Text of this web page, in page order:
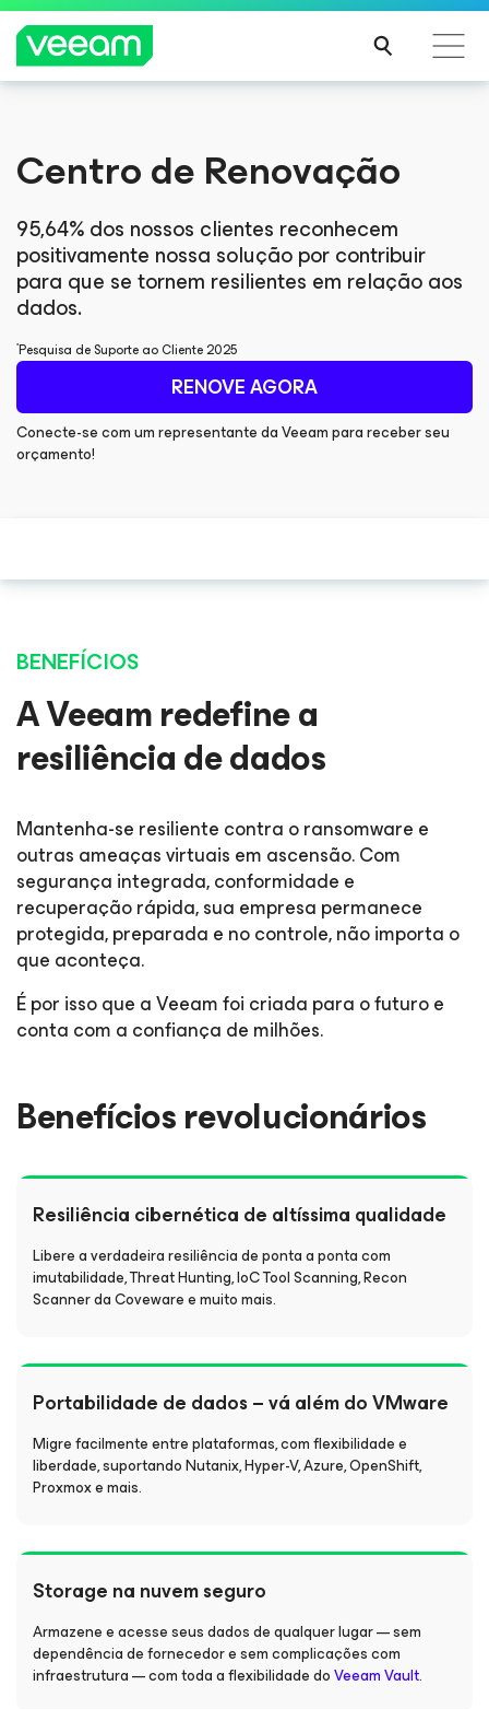
pela atualização de conteúdo da CrowdStrike
LEIA
MAIS
pela atualização de conteúdo da CrowdStrike
LEIA
MAIS
Centro de Renovação
95,64% dos nossos clientes reconhecem
positivamente nossa solução por contribuir
para que se tornem resilientes em relação aos
dados.
*Pesquisa de Suporte ao Cliente 2025
RENOVE AGORA
Conecte-se com um representante da Veeam para receber seu
orçamento!
BENEFÍCIOS
A Veeam redefine a
resiliência de dados
Mantenha-se resiliente contra o ransomware e
outras ameaças virtuais em ascensão. Com
segurança integrada, conformidade e
recuperação rápida, sua empresa permanece
protegida, preparada e no controle, não importa o
que aconteça.
É por isso que a Veeam foi criada para o futuro e
conta com a confiança de milhões.
Benefícios revolucionários
Resiliência cibernética de altíssima qualidade
Libere a verdadeira resiliência de ponta a ponta com
imutabilidade, Threat Hunting, IoC Tool Scanning, Recon
Scanner da Coveware e muito mais.
Portabilidade de dados – vá além do VMware
Migre facilmente entre plataformas, com flexibilidade e
liberdade, suportando Nutanix, Hyper-V, Azure, OpenShift,
Proxmox e mais.
Storage na nuvem seguro
Armazene e acesse seus dados de qualquer lugar — sem
dependência de fornecedor e sem complicações com
infraestrutura — com toda a flexibilidade doVeeam Vault.